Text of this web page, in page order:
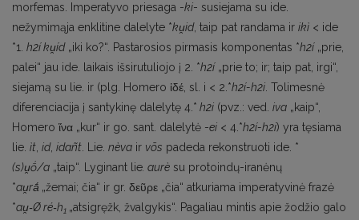
morfemas. Imperatyvo priesaga -ki- susiejama su ide.
nežymimąja enklitine dalelyte *ku̯id, taip pat randama ir ikì < ide
*1. h2í ku̯íd„iki ko?“. Pastarosios pirmasis komponentas *h2í„prie,
palei“ jau ide. laikais išsirutuliojo į 2. *h2í„prie to; ir; taip pat, irgi“,
siejamą su lie. ir (plg. Homero ἰδέ, sl. i < 2.*h2í-h2i. Tolimesnė
diferenciacija į santykinę dalelytę 4.* h2i (pvz.: ved. iva „kaip“,
Homero ἵνα „kur“ ir go. sant. dalelytė -ei < 4.*h2í-h2i) yra tęsiama
lie. ìt, id, idañt. Lie. nèva ir võs padeda rekonstruoti ide. *
(s)u̯ṓ/a „taip“. Lyginant lie. aurè su protoindų-iranėnų
*au̯rā́ „žemai; čia“ ir gr. δεῦρε „čia“ atkuriama imperatyvinė frazė
*au̯‑Ø ré‑h1 „atsigręžk, žvalgykis“. Pagaliau mintis apie žodžio galo